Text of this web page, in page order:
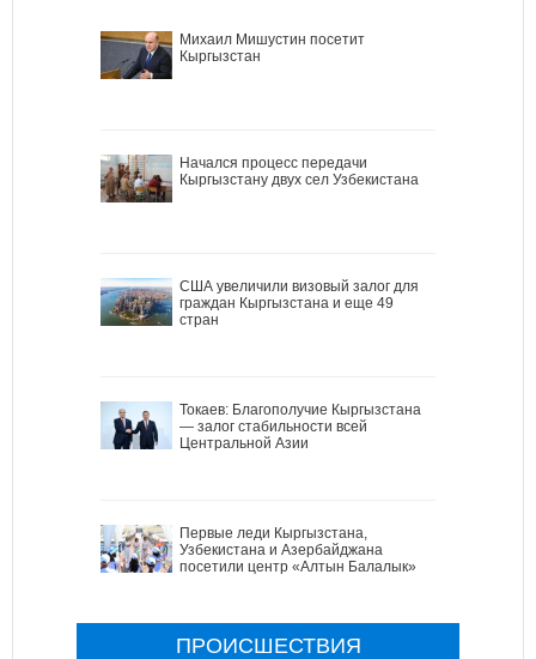
Михаил Мишустин посетит
Кыргызстан
Начался процесс передачи
Кыргызстану двух сел Узбекистана
США увеличили визовый залог для
граждан Кыргызстана и еще 49
стран
Токаев: Благополучие Кыргызстана
— залог стабильности всей
Центральной Азии
Первые леди Кыргызстана,
Узбекистана и Азербайджана
посетили центр «Алтын Балалык»
ПРОИСШЕСТВИЯ